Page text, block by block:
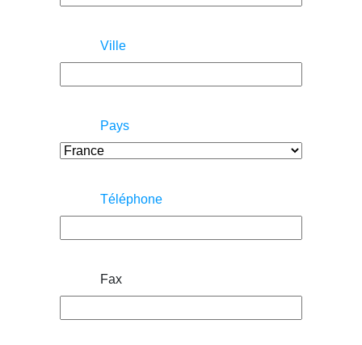
Ville
Pays
Téléphone
Fax